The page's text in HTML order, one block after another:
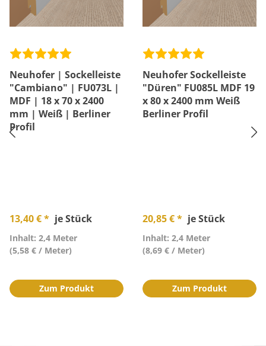
Neuhofer | Sockelleiste
"Cambiano" | FU073L |
MDF | 18 x 70 x 2400
mm | Weiß | Berliner
Profil
13,40 € * je Stück
Inhalt: 2,4 Meter
(5,58 € / Meter)
Zum Produkt
Neuhofer Sockelleiste
"Düren" FU085L MDF 19
x 80 x 2400 mm Weiß
Berliner Profil
20,85 € * je Stück
Inhalt: 2,4 Meter
(8,69 € / Meter)
Zum Produkt